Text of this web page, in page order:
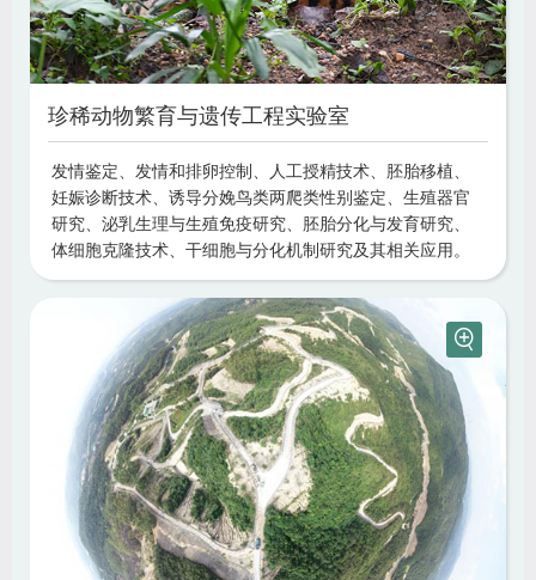
珍稀动物繁育与遗传工程实验室
发情鉴定、发情和排卵控制、人工授精技术、胚胎移植、
妊娠诊断技术、诱导分娩鸟类两爬类性别鉴定、生殖器官
研究、泌乳生理与生殖免疫研究、胚胎分化与发育研究、
体细胞克隆技术、干细胞与分化机制研究及其相关应用。